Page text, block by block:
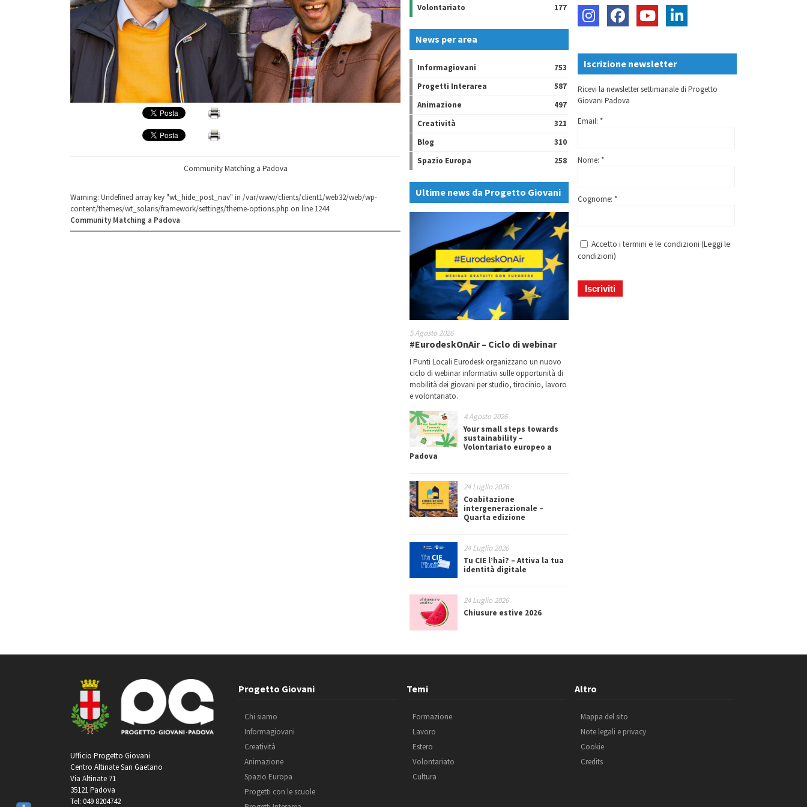
Community Matching a Padova
Warning: Undefined array key "wt_hide_post_nav" in /var/www/clients/client1/web32/web/wp-
content/themes/wt_solaris/framework/settings/theme-options.php on line 1244
Community Matching a Padova
Volontariato
177
News per area
Informagiovani
753
Progetti Interarea
587
Animazione
497
Creatività
321
Blog
310
Spazio Europa
258
Ultime news da Progetto Giovani
5 Agosto 2026
#EurodeskOnAir – Ciclo di webinar
I Punti Locali Eurodesk organizzano un nuovo
ciclo di webinar informativi sulle opportunità di
mobilità dei giovani per studio, tirocinio, lavoro
e volontariato.
4 Agosto 2026
Your small steps towards
sustainability –
Volontariato europeo a
Padova
24 Luglio 2026
Coabitazione
intergenerazionale –
Quarta edizione
24 Luglio 2026
Tu CIE l’hai? – Attiva la tua
identità digitale
24 Luglio 2026
Chiusure estive 2026
Iscrizione newsletter
Ricevi la newsletter settimanale di Progetto
Giovani Padova
Email: *
Nome: *
Cognome: *
Accetto i termini e le condizioni (Leggi le
condizioni)
Ufficio Progetto Giovani
Centro Altinate San Gaetano
Via Altinate 71
35121 Padova
Tel: 049 8204742
Progetto Giovani
Chi siamo
Informagiovani
Creatività
Animazione
Spazio Europa
Progetti con le scuole
Temi
Formazione
Lavoro
Estero
Volontariato
Cultura
Altro
Mappa del sito
Note legali e privacy
Cookie
Credits